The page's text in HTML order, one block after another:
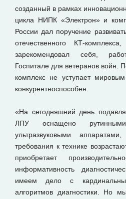
созданный в рамках
цикла НИПК «Электрон» и
России дал поручение
отечественного КТ-
зарекомендовал себя,
Госпитале для ветеранов войн.
комплекс не уступает
конкурентноспособен.
«На сегодняшний день
ЛПУ оснащено
ультразвуковыми
требования к технике
приобретает
информативность
имеем дело с
алгоритмов диагностики. Но